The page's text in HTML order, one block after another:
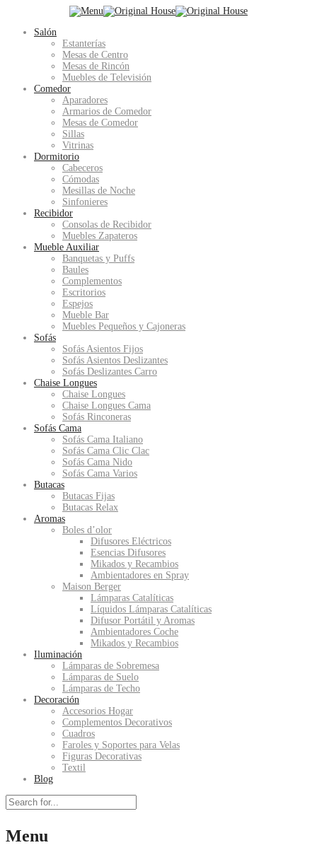
Salón
Estanterías
Mesas de Centro
Mesas de Rincón
Muebles de Televisión
Comedor
Aparadores
Armarios de Comedor
Mesas de Comedor
Sillas
Vitrinas
Dormitorio
Cabeceros
Cómodas
Mesillas de Noche
Sinfonieres
Recibidor
Consolas de Recibidor
Muebles Zapateros
Mueble Auxiliar
Banquetas y Puffs
Baules
Complementos
Escritorios
Espejos
Mueble Bar
Muebles Pequeños y Cajoneras
Sofás
Sofás Asientos Fijos
Sofás Asientos Deslizantes
Sofás Deslizantes Carro
Chaise Longues
Chaise Longues
Chaise Longues Cama
Sofás Rinconeras
Sofás Cama
Sofás Cama Italiano
Sofás Cama Clic Clac
Sofás Cama Nido
Sofás Cama Varios
Butacas
Butacas Fijas
Butacas Relax
Aromas
Boles d’olor
Difusores Eléctricos
Esencias Difusores
Mikados y Recambios
Ambientadores en Spray
Maison Berger
Lámparas Catalíticas
Líquidos Lámparas Catalíticas
Difusor Portátil y Aromas
Ambientadores Coche
Mikados y Recambios
Iluminación
Lámparas de Sobremesa
Lámparas de Suelo
Lámparas de Techo
Decoración
Accesorios Hogar
Complementos Decorativos
Cuadros
Faroles y Soportes para Velas
Figuras Decorativas
Textil
Blog
Menu